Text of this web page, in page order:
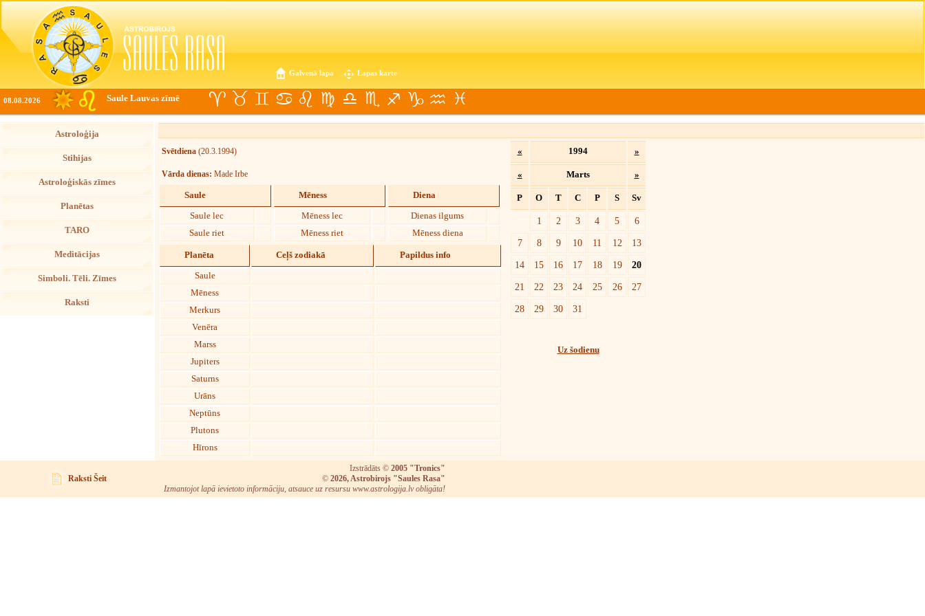
Galvenā lapa Lapas karte
08.08.2026 Saule Lauvas zīmē
Astroloģija
Stihijas
Astroloģiskās zīmes
Planētas
TARO
Meditācijas
Simboli. Tēli. Zīmes
Raksti
Svētdiena (20.3.1994)
Vārda dienas: Made Irbe
Saule
Saule lec
Saule riet
Mēness
Mēness lec
Mēness riet
Diena
Dienas ilgums
Mēness diena
Planēta Ceļš zodiakā Papildus info
Saule
Mēness
Merkurs
Venēra
Marss
Jupiters
Saturns
Urāns
Neptūns
Plutons
Hīrons
« 1994 »
« Marts »
P O T C P S Sv
1 2 3 4 5
6
7
8 9 10 11 12
13
14
15 16 17 18 19
20
21
22 23 24 25 26
27
28
29 30 31
Uz šodienu
Raksti Šeit
Izstrādāts © 2005 "Tronics"
© 2026, Astrobirojs "Saules Rasa"
Izmantojot lapā ievietoto informāciju, atsauce uz resursu www.astrologija.lv obligāta!